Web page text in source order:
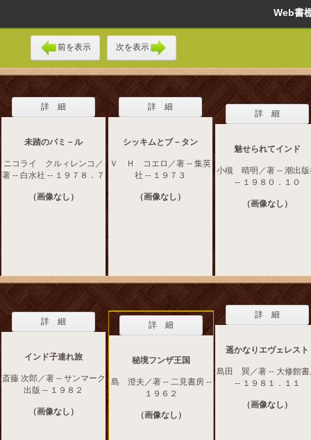
Web
前を表示 次を表示
詳 細
未踏のパミ－ル
ニコライ クルィレンコ／
著 -- 白水社 -- １９７８．７
（画像なし）
詳 細
シッキムとブ－タン
Ｖ Ｈ コエロ／著 -- 集英
社 -- １９７３
（画像なし）
詳 細
魅せられてインド
小槻 晴明／著 -- 潮出版
-- １９８０．１０
（画像なし）
詳 細
インド子連れ旅
斎藤 次郎／著 -- サンマーク
出版 -- １９８２
（画像なし）
詳 細
秘境フンザ王国
島 澄夫／著 -- 二見書房 --
１９６２
（画像なし）
詳 細
遥かなりエヴェレスト
島田 巽／著 -- 大修館書
-- １９８１．１１
（画像なし）